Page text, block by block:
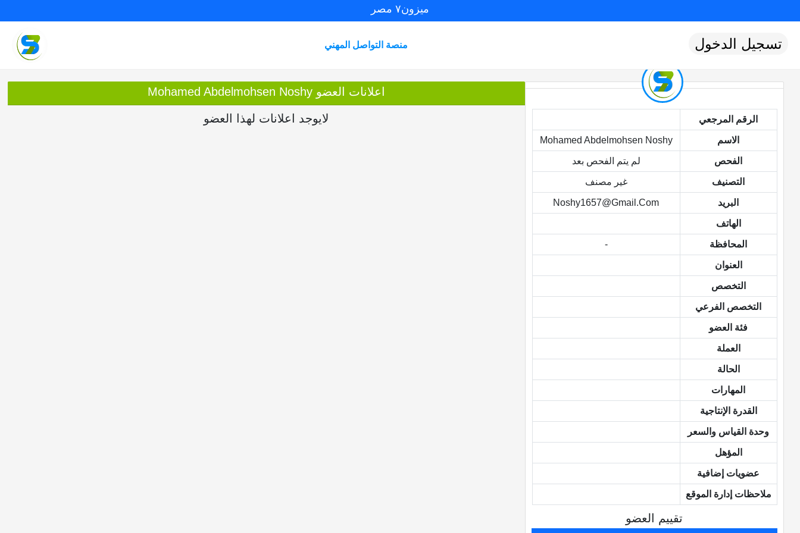
ميزون٧ مصر
منصة التواصل المهني تسجيل الدخول
الرقم المرجعي
الاسم Mohamed Abdelmohsen Noshy
الفحص لم يتم الفحص بعد
التصنيف غير مصنف
البريد Noshy1657@gmail.com
الهاتف
المحافظة -
العنوان
التخصص
التخصص الفرعي
فئة العضو
العملة
الحالة
المهارات
القدرة الإنتاجية
وحدة القياس والسعر
المؤهل
عضويات إضافية
ملاحظات إدارة الموقع
تقييم العضو
اعلانات العضو Mohamed Abdelmohsen Noshy
لايوجد اعلانات لهذا العضو